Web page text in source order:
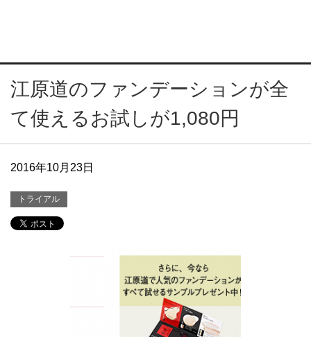
江原道のファンデーションが全
て使えるお試しが1,080円
2016年10月23日
トライアル